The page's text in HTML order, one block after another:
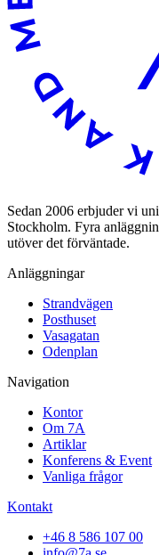
Sedan 2006 erbjuder vi
Stockholm. Fyra
utöver det förväntade.
Anläggningar
Strandvägen
Posthuset
Vasagatan
Odenplan
Navigation
Kontor
Om 7A
Artiklar
Konferens & Event
Vanliga frågor
Kontakt
+46 8 586 107 00